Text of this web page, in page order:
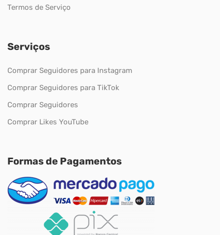
Termos de Serviço
Serviços
Comprar Seguidores para Instagram
Comprar Seguidores para TikTok
Comprar Seguidores
Comprar Likes YouTube
Formas de Pagamentos